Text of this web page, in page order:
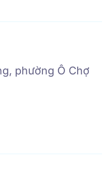
phường Ô Chợ